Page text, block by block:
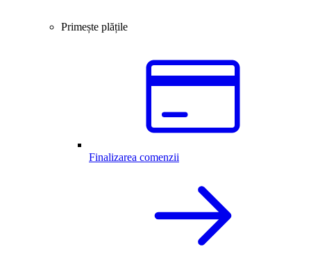
Primește plățile
Finalizarea comenzii